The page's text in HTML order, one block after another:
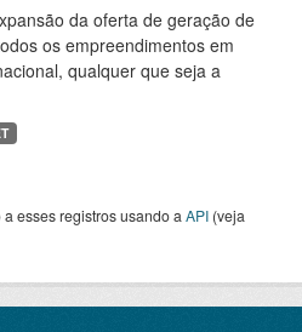
da oferta de geração de
os empreendimentos em
qualquer que seja a
esses registros usando a API (veja